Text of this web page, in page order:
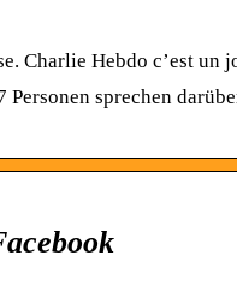
Charlie Hebdo c’est un
sprechen